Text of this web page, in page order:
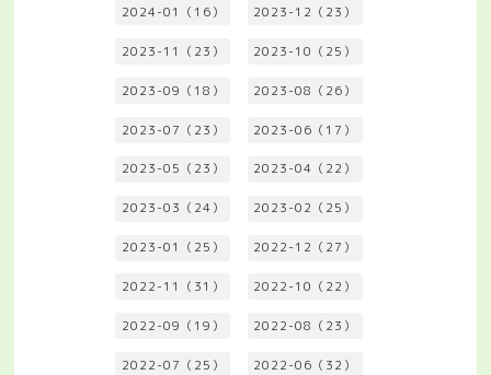
2024-01（16） 2023-12（23）
2023-11（23） 2023-10（25）
2023-09（18） 2023-08（26）
2023-07（23） 2023-06（17）
2023-05（23） 2023-04（22）
2023-03（24） 2023-02（25）
2023-01（25） 2022-12（27）
2022-11（31） 2022-10（22）
2022-09（19） 2022-08（23）
2022-07（25） 2022-06（32）